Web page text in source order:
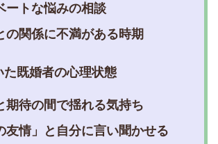
ートな悩みの相談
の関係に不満がある時期
た既婚者の心理状態
期待の間で揺れる気持ち
友情」と自分に言い聞かせる